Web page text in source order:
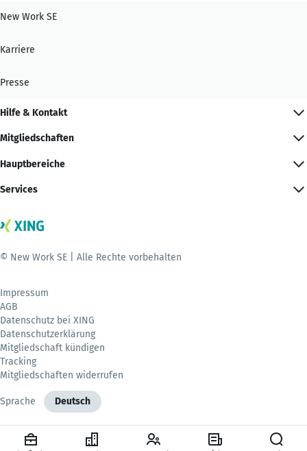
New Work SE
Karriere
Presse
Hilfe & Kontakt
Mitgliedschaften
Hauptbereiche
Services
© New Work SE | Alle Rechte vorbehalten
Impressum
AGB
Datenschutz bei XING
Datenschutzerklärung
Mitgliedschaft kündigen
Tracking
Mitgliedschaften widerrufen
Sprache Deutsch